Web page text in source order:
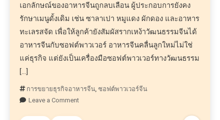
เอกลักษณ์ของอาหารจีนถูกลบเลือน ผู้ประกอบการยังคง
รักษาเมนูดั้งเดิม เช่น ซาลาเปา หมูแดง ผักดอง และอาหาร
ทะเลรสจัด เพื่อให้ลูกค้ายังสัมผัสรากเหง้าวัฒนธรรมจีนได้
อาหารจีนกับซอฟต์พาวเวอร์ อาหารจีนคลื่นลูกใหม่ไม่ใช่
แค่ธุรกิจ แต่ยังเป็นเครื่องมือซอฟต์พาวเวอร์ทางวัฒนธรรม
[…]
การขยายธุรกิจอาหารจีน ,ซอฟต์พาวเวอร์จีน
Leave a Comment